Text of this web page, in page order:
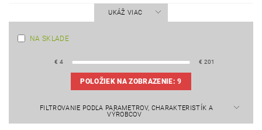
UKÁŽ VIAC
NA SKLADE
€ 4 € 201
POLOŽIEK NA ZOBRAZENIE:9
FILTROVANIE PODĽA PARAMETROV, CHARAKTERISTÍK A
VÝROBCOV